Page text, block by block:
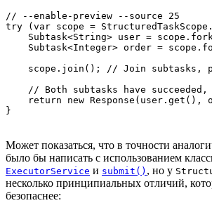
// --enable-preview --source 25
try (var scope =
Subtask<String> user =
Subtask<Integer> order =
scope.join(); // Join subtasks,
// Both subtasks have
return new Response(user.get(),
Может показаться, что в точности
было бы написать с использованием
ExecutorService и submit() , но у
несколько принципиальных отличий,
безопаснее: